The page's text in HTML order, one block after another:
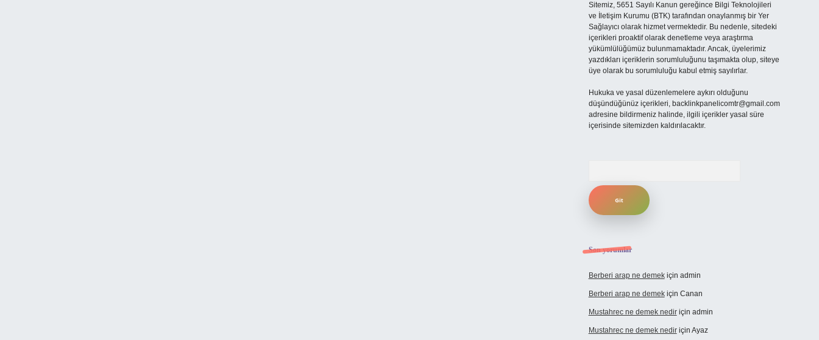
Sitemiz, 5651 Sayılı Kanun gereğince Bilgi Teknolojileri
ve İletişim Kurumu (BTK) tarafından onaylanmış bir Yer
Sağlayıcı olarak hizmet vermektedir. Bu nedenle, sitedeki
içerikleri proaktif olarak denetleme veya araştırma
yükümlülüğümüz bulunmamaktadır. Ancak, üyelerimiz
yazdıkları içeriklerin sorumluluğunu taşımakta olup, siteye
üye olarak bu sorumluluğu kabul etmiş sayılırlar.
Hukuka ve yasal düzenlemelere aykırı olduğunu
düşündüğünüz içerikleri, backlinkpanelicomtr@gmail.com
adresine bildirmeniz halinde, ilgili içerikler yasal süre
içerisinde sitemizden kaldırılacaktır.
Son yorumlar
Berberi arap ne demekiçin admin
Berberi arap ne demekiçin Canan
Mustahrec ne demek nediriçin admin
Mustahrec ne demek nediriçin Ayaz